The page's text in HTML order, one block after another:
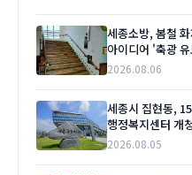
세종소방, 봄철
아이디어 '축광
2026.08.06
세종시 집현동,
행정복지센터 개
2026.08.05